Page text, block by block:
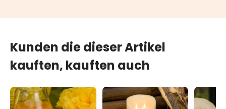
Kunden die dieser Artikel
kauften, kauften auch